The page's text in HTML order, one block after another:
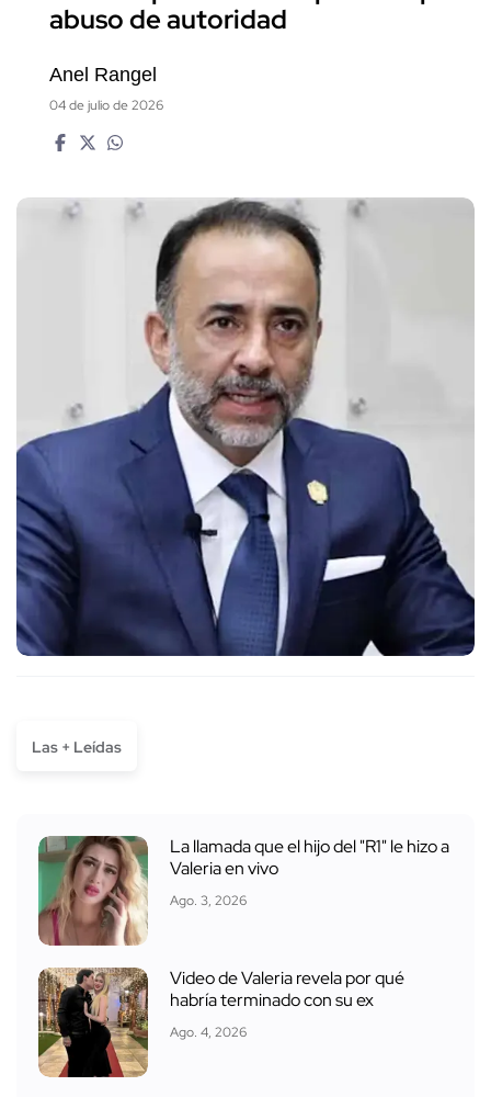
abuso de autoridad
Anel Rangel
04 de julio de 2026
Las + Leídas
La llamada que el hijo del "R1" le hizo a
Valeria en vivo
Ago. 3, 2026
Video de Valeria revela por qué
habría terminado con su ex
Ago. 4, 2026